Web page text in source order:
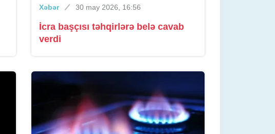
Xəbər 30 may 2026, 16:56
İcra başçısı təhqirlərə belə cavab
verdi